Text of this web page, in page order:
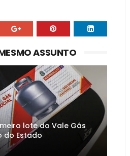
ASSUNTO
lote do Vale Gás
do Estado